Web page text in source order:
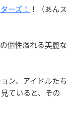
ーズ！ ！（あんス
個性溢れる美麗な
ン、アイドルたち
ていると、その